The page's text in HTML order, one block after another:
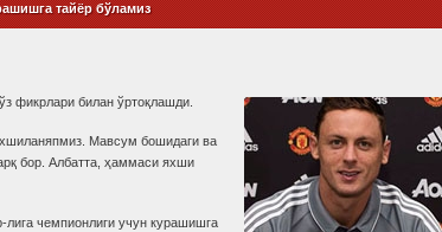
тайёр бўламиз
фикрлари билан ўртоқлашди.
Мавсум бошидаги ва
бор. Албатта, ҳаммаси яхши
чемпионлиги учун курашишга